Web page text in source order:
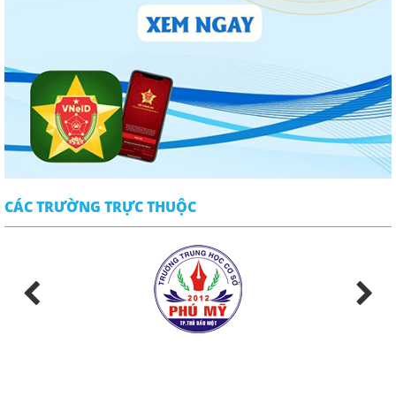
CÁC TRƯỜNG TRỰC THUỘC